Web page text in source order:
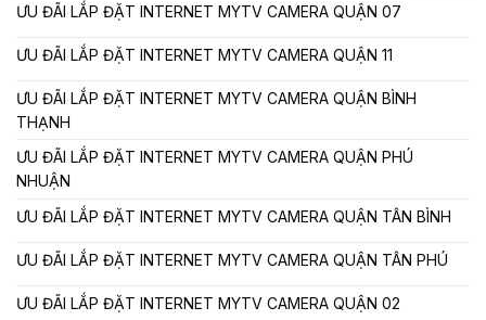
ƯU ĐÃI LẮP ĐẶT INTERNET MYTV CAMERA QUẬN 07
ƯU ĐÃI LẮP ĐẶT INTERNET MYTV CAMERA QUẬN 11
ƯU ĐÃI LẮP ĐẶT INTERNET MYTV CAMERA QUẬN BÌNH
THẠNH
ƯU ĐÃI LẮP ĐẶT INTERNET MYTV CAMERA QUẬN PHÚ
NHUẬN
ƯU ĐÃI LẮP ĐẶT INTERNET MYTV CAMERA QUẬN TÂN BÌNH
ƯU ĐÃI LẮP ĐẶT INTERNET MYTV CAMERA QUẬN TÂN PHÚ
ƯU ĐÃI LẮP ĐẶT INTERNET MYTV CAMERA QUẬN 02